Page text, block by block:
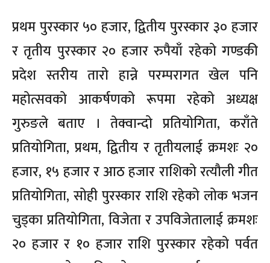
प्रथम पुरस्कार ५० हजार, द्वितीय पुरस्कार ३० हजार
र तृतीय पुरस्कार २० हजार रुपैयाँ रहेको गण्डकी
प्रदेश स्तरीय तारो हान्ने परम्परागत खेल पनि
महोत्सवको आकर्षणको रूपमा रहेको अध्यक्ष
गुरुङले बताए । तेक्वान्दो प्रतियोगिता, कराँते
प्रतियोगिता, प्रथम, द्वितीय र तृतीयलाई क्रमशः २०
हजार, १५ हजार र आठ हजार राशिको रत्यौली गीत
प्रतियोगिता, सोही पुरस्कार राशि रहेको लोक भजन
चुड्का प्रतियोगिता, विजेता र उपविजेतालाई क्रमशः
२० हजार र १० हजार राशि पुरस्कार रहेको पर्वत